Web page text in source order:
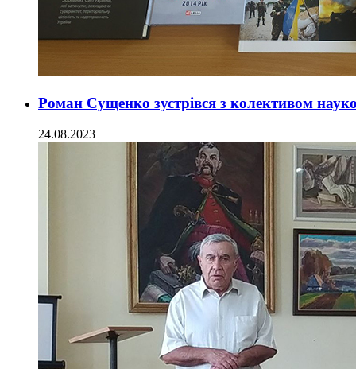
Роман Сущенко зустрівся з колективом
24.08.2023